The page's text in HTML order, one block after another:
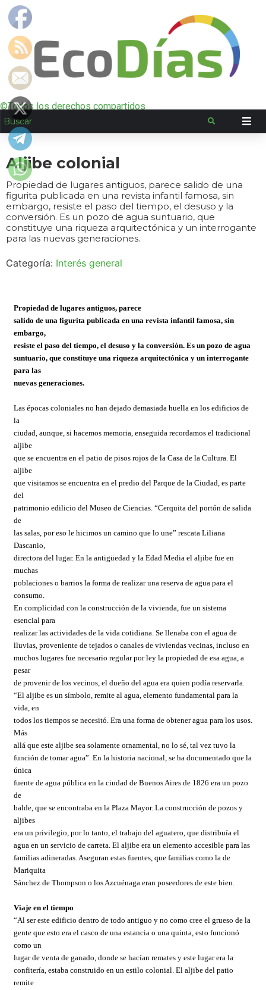
©Todos los derechos compartidos
Aljibe colonial
Propiedad de lugares antiguos, parece salido de una
figurita publicada en una revista infantil famosa, sin
embargo, resiste el paso del tiempo, el desuso y la
conversión. Es un pozo de agua suntuario, que
constituye una riqueza arquitectónica y un interrogante
para las nuevas generaciones.
Categoría: Interés general
Propiedad de lugares antiguos, parece
salido de una figurita publicada en una revista infantil famosa, sin
embargo,
resiste el paso del tiempo, el desuso y la conversión. Es un pozo de agua
suntuario, que constituye una riqueza arquitectónica y un interrogante
para las
nuevas generaciones.
Las épocas coloniales no han dejado demasiada huella en los edificios de
la
ciudad, aunque, si hacemos memoria, enseguida recordamos el tradicional
aljibe
que se encuentra en el patio de pisos rojos de la Casa de la Cultura. El
aljibe
que visitamos se encuentra en el predio del Parque de la Ciudad, es parte
del
patrimonio edilicio del Museo de Ciencias. “Cerquita del portón de salida
de
las salas, por eso le hicimos un camino que lo une” rescata Liliana
Dascanio,
directora del lugar. En la antigüedad y la Edad Media el aljibe fue en
muchas
poblaciones o barrios la forma de realizar una reserva de agua para el
consumo.
En complicidad con la construcción de la vivienda, fue un sistema
esencial para
realizar las actividades de la vida cotidiana. Se llenaba con el agua de
lluvias, proveniente de tejados o canales de viviendas vecinas, incluso en
muchos lugares fue necesario regular por ley la propiedad de esa agua, a
pesar
de provenir de los vecinos, el dueño del agua era quien podía reservarla.
“El aljibe es un símbolo, remite al agua, elemento fundamental para la
vida, en
todos los tiempos se necesitó. Era una forma de obtener agua para los usos.
Más
allá que este aljibe sea solamente ornamental, no lo sé, tal vez tuvo la
función de tomar agua”. En la historia nacional, se ha documentado que la
única
fuente de agua pública en la ciudad de Buenos Aires de 1826 era un pozo
de
balde, que se encontraba en la Plaza Mayor. La construcción de pozos y
aljibes
era un privilegio, por lo tanto, el trabajo del aguatero, que distribuía el
agua en un servicio de carreta. El aljibe era un elemento accesible para las
familias adineradas. Aseguran estas fuentes, que familias como la de
Mariquita
Sánchez de Thompson o los Azcuénaga eran poseedores de este bien.
Viaje en el tiempo
“Al ser este edificio dentro de todo antiguo y no como cree el grueso de la
gente que esto era el casco de una estancia o una quinta, esto funcionó
como un
lugar de venta de ganado, donde se hacían remates y este lugar era la
confitería, estaba construido en un estilo colonial. El aljibe del patio
remite